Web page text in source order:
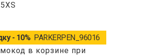
- 10% PARKERPEN_96016
в корзине при